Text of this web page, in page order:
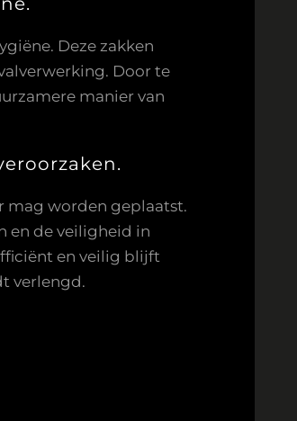
Deze zakken
Door te
manier van
mag worden geplaatst.
en de veiligheid in
en veilig blijft
verlengd.